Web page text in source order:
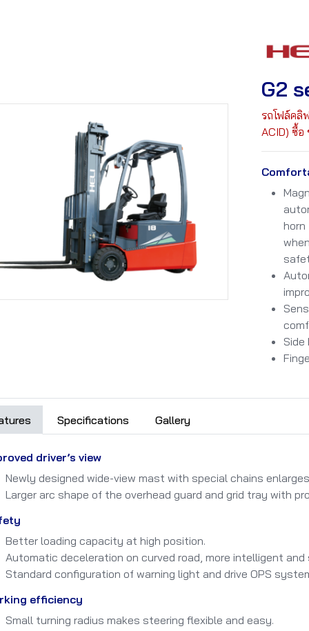
G2
รถโฟล์คลิ
ACID) ซื้อ
Side
Specifications Gallery
driver’s view
Newly designed wide-view mast with special chains
Larger arc shape of the overhead guard and grid tray with
Better loading capacity at high position.
Automatic deceleration on curved road, more intelligent and
Standard configuration of warning light and drive OPS
efficiency
Small turning radius makes steering flexible and easy.